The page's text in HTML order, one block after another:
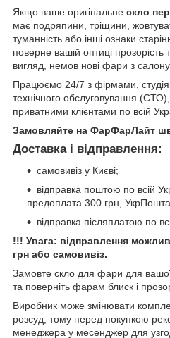
Якщо ваше оригінальне скло
має подряпини, тріщини,
туманність або інші ознаки
поверне вашій оптиці прозорість
вигляд, немов нові фари з
Працюємо 24/7 з фірмами,
технічного обслуговування
приватними клієнтами по всій
Замовляйте на ФарФарЛайт
Доставка і відправлення:
самовивіз у Києві;
відправка поштою по всій
предоплата 300 грн,
відправка післяплатою по
!!! Увага: відправлення
грн або самовивіз.
Замовте скло для фари для
та поверніть фарам блиск і
Виробник може змінювати
розсуд, тому перед покупкою
менеджера у месенджер для